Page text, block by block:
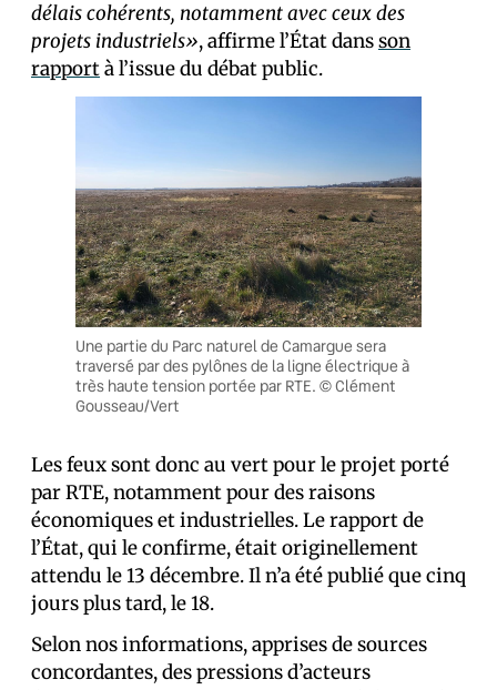
délais cohérents, notamment avec ceux des
projets industriels», affirme l’État dansson
rapportà l’issue du débat public.
Une partie du Parc naturel de Camargue sera
traversé par des pylônes de la ligne électrique à
très haute tension portée par RTE. © Clément
Gousseau/Vert
Les feux sont donc au vert pour le projet porté
par RTE, notamment pour des raisons
économiques et industrielles. Le rapport de
l’État, qui le confirme, était originellement
attendu le 13 décembre. Il n’a été publié que cinq
jours plus tard, le 18.
Selon nos informations, apprises de sources
concordantes, des pressions d’acteurs